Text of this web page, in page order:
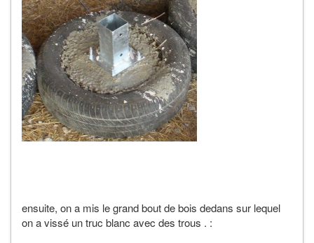
ensuite, on a mis le grand bout de bois dedans sur lequel
on a vissé un truc blanc avec des trous . :